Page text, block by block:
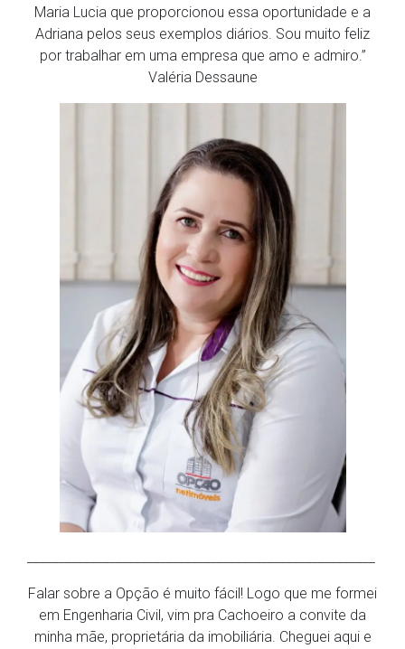
Maria Lucia que proporcionou essa oportunidade e a
Adriana pelos seus exemplos diários. Sou muito feliz
por trabalhar em uma empresa que amo e admiro.”
Valéria Dessaune
Falar sobre a Opção é muito fácil! Logo que me formei
em Engenharia Civil, vim pra Cachoeiro a convite da
minha mãe, proprietária da imobiliária. Cheguei aqui e